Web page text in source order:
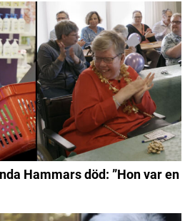
Hammars död: ”Hon var en